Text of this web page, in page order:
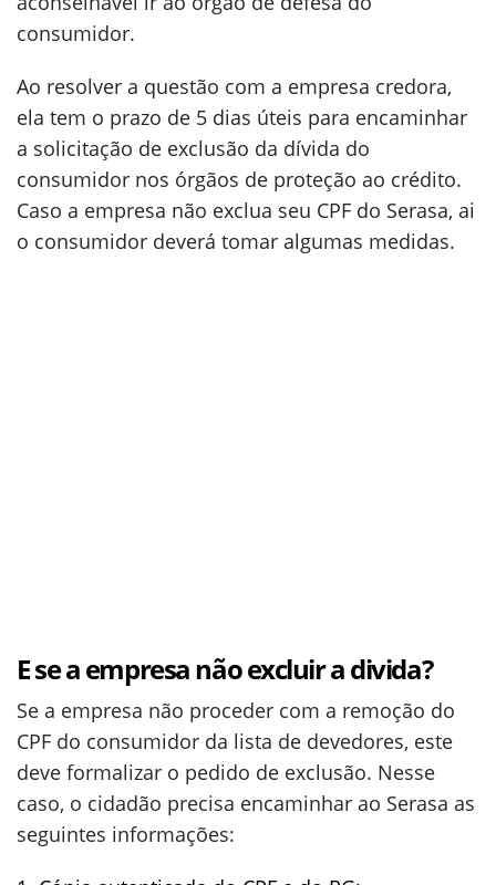
consumidor.
Ao resolver a questão com a empresa credora,
ela tem o prazo de 5 dias úteis para encaminhar
a solicitação de exclusão da dívida do
consumidor nos órgãos de proteção ao crédito.
Caso a empresa não exclua seu CPF do Serasa, ai
o consumidor deverá tomar algumas medidas.
E se a empresa não excluir a divida?
Se a empresa não proceder com a remoção do
CPF do consumidor da lista de devedores, este
deve formalizar o pedido de exclusão. Nesse
caso, o cidadão precisa encaminhar ao Serasa as
seguintes informações: